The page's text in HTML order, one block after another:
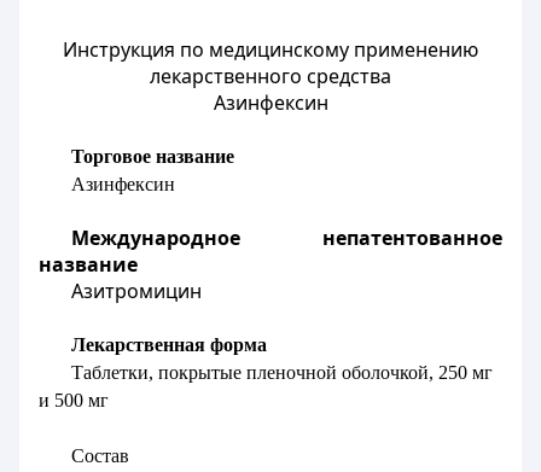
Инструкция по медицинскому применению
лекарственного средства
Азинфексин
Торговое название
Азинфексин
Международное непатентованное
название
Азитромицин
Лекарственная форма
Таблетки, покрытые пленочной оболочкой, 250 мг
и 500 мг
Состав